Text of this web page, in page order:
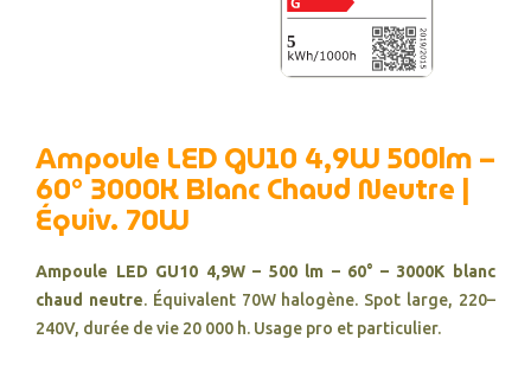
Ampoule LED GU10 4,9W 500lm –
60° 3000K Blanc Chaud Neutre |
Équiv. 70W
Ampoule LED GU10 4,9W – 500 lm – 60° – 3000K blanc
chaud neutre. Équivalent 70W halogène. Spot large, 220–
240V, durée de vie 20 000 h. Usage pro et particulier.